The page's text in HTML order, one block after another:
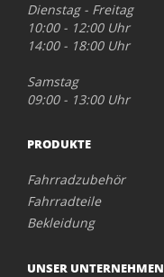
Dienstag - Freitag
10:00 - 12:00 Uhr
14:00 - 18:00 Uhr
Samstag
09:00 - 13:00 Uhr
PRODUKTE
Fahrradzubehör
Fahrradteile
Bekleidung
UNSER UNTERNEHMEN